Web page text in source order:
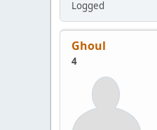
Logged
Ghoul
4